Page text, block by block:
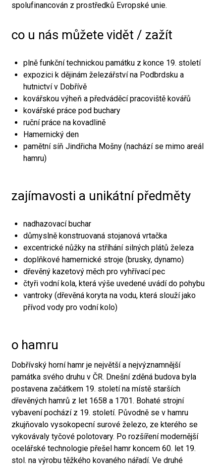
spolufinancován z prostředků Evropské unie.
co u nás můžete vidět / zažít
plně funkční technickou památku z konce 19. století
expozici k dějinám železářství na Podbrdsku a
hutnictví v Dobřívě
kovářskou výheň a předváděcí pracoviště kovářů
kovářské práce pod buchary
ruční práce na kovadlině
Hamernický den
pamětní síň Jindřicha Mošny (nachází se mimo areál
hamru)
zajímavosti a unikátní předměty
nadhazovací buchar
důmyslně konstruovaná stojanová vrtačka
excentrické nůžky na stříhání silných plátů železa
doplňkové hamernické stroje (brusky, dynamo)
dřevěný kazetový měch pro vyhřívací pec
čtyři vodní kola, která výše uvedené uvádí do pohybu
vantroky (dřevěná koryta na vodu, která slouží jako
přívod vody pro vodní kolo)
o hamru
Dobřívský horní hamr je největší a nejvýznamnější
památka svého druhu v ČR. Dnešní zděná budova byla
postavena začátkem 19. století na místě starších
dřevěných hamrů z let 1658 a 1701. Bohaté strojní
vybavení pochází z 19. století. Původně se v hamru
zkujňovalo vysokopecní surové železo, ze kterého se
vykovávaly tyčové polotovary. Po rozšíření modernější
ocelářské technologie přešel hamr koncem 60. let 19.
stol. na výrobu těžkého kovaného nářadí. Ve druhé